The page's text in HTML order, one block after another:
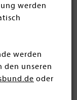
werden
werden
den unseren
oder
Reihen sind
dass die
und sie zudem